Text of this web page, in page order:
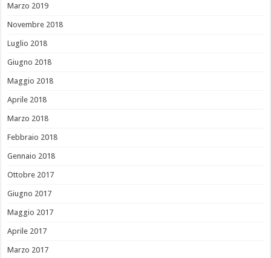
Marzo 2019
Novembre 2018
Luglio 2018
Giugno 2018
Maggio 2018
Aprile 2018
Marzo 2018
Febbraio 2018
Gennaio 2018
Ottobre 2017
Giugno 2017
Maggio 2017
Aprile 2017
Marzo 2017